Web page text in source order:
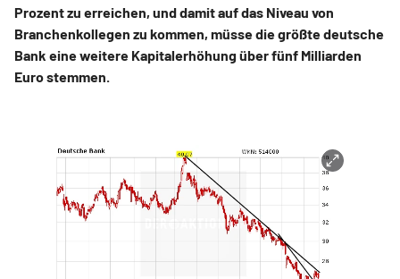
Prozent zu erreichen, und damit auf das Niveau von
Branchenkollegen zu kommen, müsse die größte deutsche
Bank eine weitere Kapitalerhöhung über fünf Milliarden
Euro stemmen.